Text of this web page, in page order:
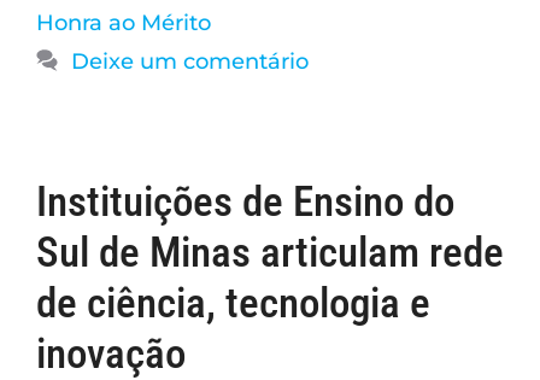
Honra ao Mérito
Deixe um comentário
Instituições de Ensino do
Sul de Minas articulam rede
de ciência, tecnologia e
inovação